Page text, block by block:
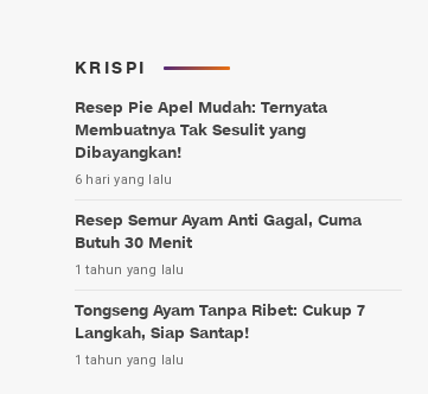
KRISPI
Resep Pie Apel Mudah: Ternyata
Membuatnya Tak Sesulit yang
Dibayangkan!
6 hari yang lalu
Resep Semur Ayam Anti Gagal, Cuma
Butuh 30 Menit
1 tahun yang lalu
Tongseng Ayam Tanpa Ribet: Cukup 7
Langkah, Siap Santap!
1 tahun yang lalu